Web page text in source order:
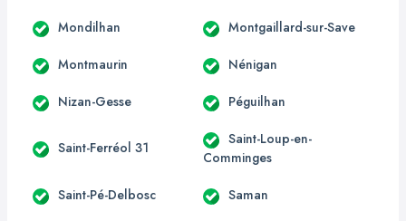
Mondilhan Montgaillard-sur-Save
Montmaurin Nénigan
Nizan-Gesse Péguilhan
Saint-Ferréol 31
Saint-Loup-en-
Comminges
Saint-Pé-Delbosc Saman